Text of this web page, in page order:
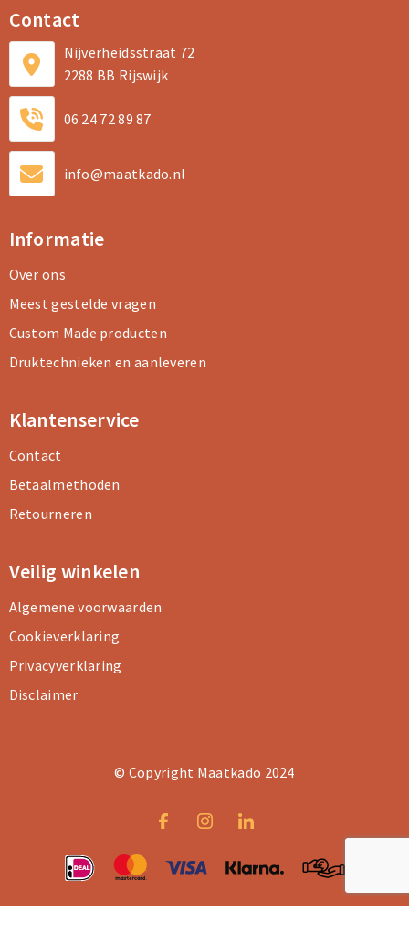
Contact
Nijverheidsstraat 72
2288 BB Rijswijk
06 24 72 89 87
info@maatkado.nl
Informatie
Over ons
Meest gestelde vragen
Custom Made producten
Druktechnieken en aanleveren
Klantenservice
Contact
Betaalmethoden
Retourneren
Veilig winkelen
Algemene voorwaarden
Cookieverklaring
Privacyverklaring
Disclaimer
© Copyright Maatkado 2024